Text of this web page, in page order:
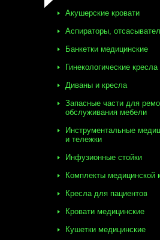
Акушерские кровати
Аспираторы,
Банкетки медицинские
Гинекологические кресла
Диваны и кресла
Запасные части для
обслуживания мебели
Инструментальные
и тележки
Инфузионные стойки
Комплекты медицинской
Кресла для пациентов
Кровати медицинские
Кушетки медицинские